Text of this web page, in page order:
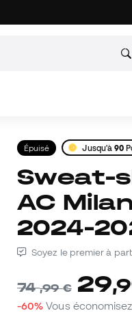
Épuisé Jusqu'à90
Sweat-shirt Puma
AC
2024-
Soyez le premier à
74,99 € 29,
-60% Vous économisez